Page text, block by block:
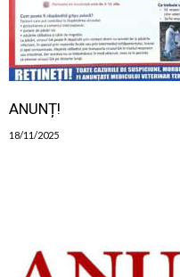
ANUNȚ!
18/11/2025